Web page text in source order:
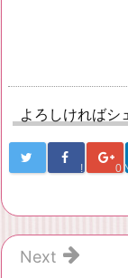
よろしければシ
! 0
Next